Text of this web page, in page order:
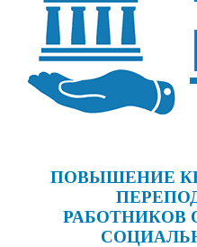
ПОВЫШЕНИЕ
РАБОТНИКОВ